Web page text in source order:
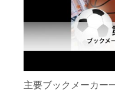
主要ブックメーカー